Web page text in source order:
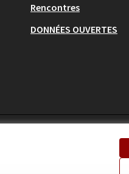
Rencontres
DONNÉES OUVERTES